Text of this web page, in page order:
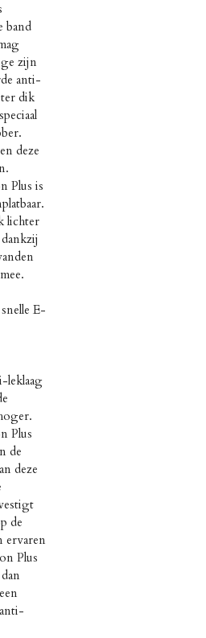
band
zijn
anti-
dik
deze
Plus is
lichter
E-
leklaag
Plus
de
deze
de
ervaren
Plus